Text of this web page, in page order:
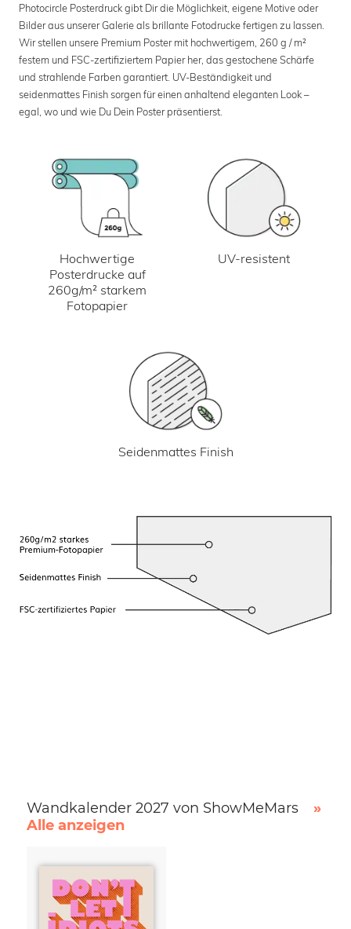
Photocircle Posterdruck gibt Dir die Möglichkeit, eigene Motive oder
Bilder aus unserer Galerie als brillante Fotodrucke fertigen zu lassen.
Wir stellen unsere Premium Poster mit hochwertigem, 260 g / m²
festem und FSC-zertifiziertem Papier her, das gestochene Schärfe
und strahlende Farben garantiert. UV-Beständigkeit und
seidenmattes Finish sorgen für einen anhaltend eleganten Look –
egal, wo und wie Du Dein Poster präsentierst.
Hochwertige
Posterdrucke auf
260g/m² starkem
Fotopapier
UV-resistent
Seidenmattes Finish
Wandkalender 2027 von ShowMeMars
»
Alle anzeigen